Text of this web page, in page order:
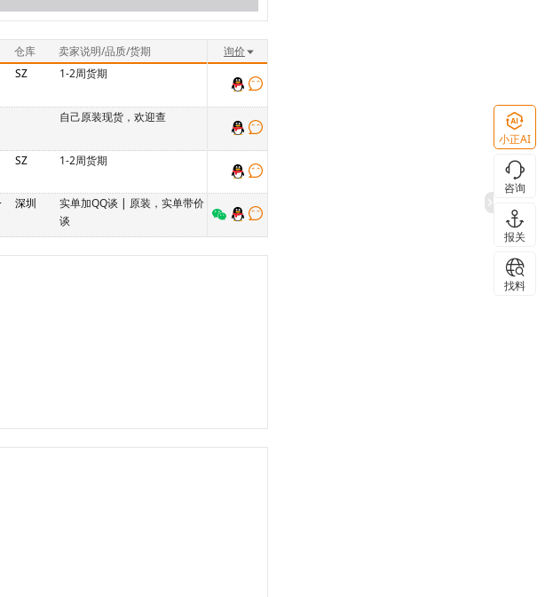
仓库 卖家说明/品质/货期
询价
SZ 1-2周货期
自己原装现货，欢迎查
SZ 1-2周货期
深圳 实单加QQ谈 | 原装，实单带价
谈
小正AI
咨询
报关
找料